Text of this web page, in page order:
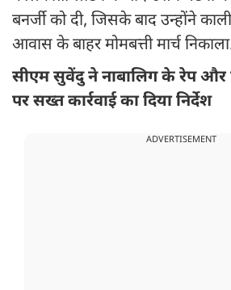
बनर्जी को दी, जिसके बाद उन्होंने
आवास के बाहर मोमबत्ती मार्च
सीएम सुवेंदु ने नाबालिग के रेप और
पर सख्त कार्रवाई का दिया निर्देश
ADVERTISEMENT